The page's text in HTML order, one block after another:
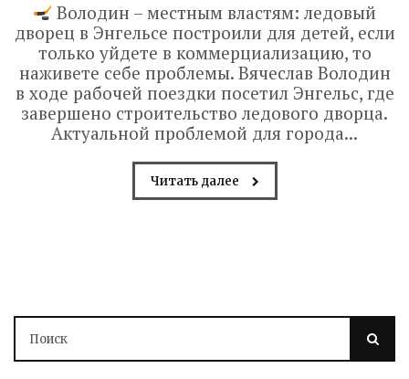
Володин – местным властям: ледовый
дворец в Энгельсе построили для детей, если
только уйдете в коммерциализацию, то
наживете себе проблемы. Вячеслав Володин
в ходе рабочей поездки посетил Энгельс, где
завершено строительство ледового дворца.
Актуальной проблемой для города...
Читать далее
В Саратове до конца